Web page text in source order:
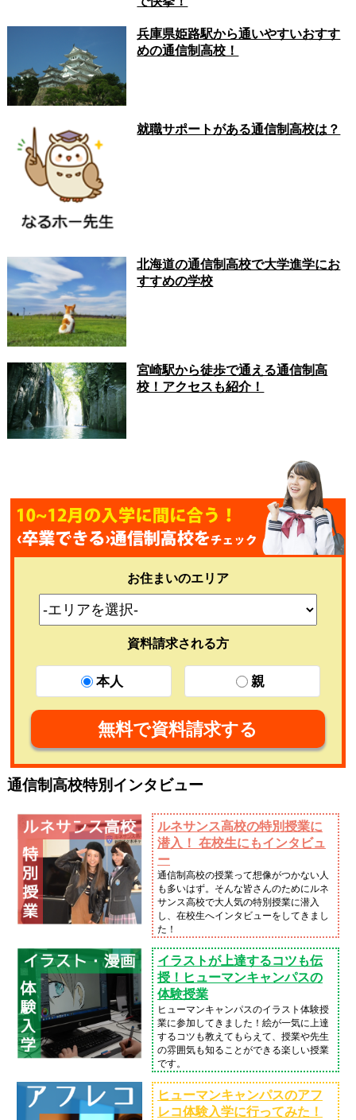
兵庫県姫路駅から通いやすいおすす
めの通信制高校！
就職サポートがある通信制高校は？
北海道の通信制高校で大学進学にお
すすめの学校
宮崎駅から徒歩で通える通信制高
校！アクセスも紹介！
お住まいのエリア
資料請求される方
本人 親
無料で資料請求する
通信制高校特別インタビュー
ルネサンス高校の特別授業に
潜入！ 在校生にもインタビュ
ー
通信制高校の授業って想像がつかない人
も多いはず。そんな皆さんのためにルネ
サンス高校で大人気の特別授業に潜入
し、在校生へインタビューをしてきまし
た！
イラストが上達するコツも伝
授！ヒューマンキャンパスの
体験授業
ヒューマンキャンパスのイラスト体験授
業に参加してきました！絵が一気に上達
するコツも教えてもらえて、授業や先生
の雰囲気も知ることができる楽しい授業
です。
ヒューマンキャンパスのアフ
レコ体験入学に行ってみた！